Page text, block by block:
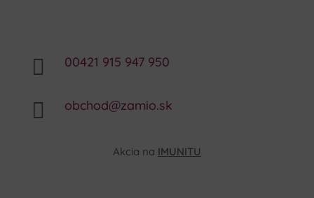
 00421 915 947 950
 obchod@zamio.sk
Akcia na IMUNITU